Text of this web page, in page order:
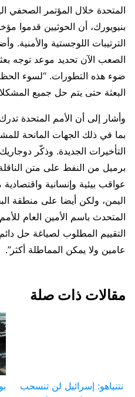
المتحدة خلال المؤتمر الصحفي
بنيويورك، أن الحوثيين قدموا
الترتيبات اللوجستية والأمنية.
الصعب الآن تحديد موعد توجه
ضوء هذه التطورات. “لسوء الحظ
البعثة حتى يتم حل جميع
وأشار إلى أن الأمم المتحدة
بما في ذلك الجهات المانحة
برميل من النفط على متن
عواقب بيئية وإنسانية
اليمن، ولكن أيضا على منطقة
المتحدث باسم الأمين العام
التقييم المطلوب لصياغة حل
عامين ولا يمكن المماطلة أكثر”.
مقالات ذات صلة
نتنياهو: إسرائيل لن تنسحب